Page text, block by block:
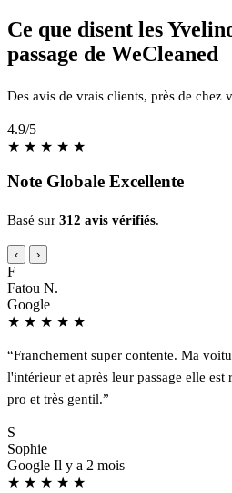
Ce que disent les
passage de WeCleaned
Des avis de vrais clients, près de chez
4.9/5
★ ★ ★ ★ ★
Note Globale Excellente
Basé sur 312 avis vérifiés.
‹ ›
F
Fatou N.
Google
★ ★ ★ ★ ★
“Franchement super contente. Ma
l'intérieur et après leur passage elle est
pro et très gentil.”
S
Sophie
Google Il y a 2 mois
★ ★ ★ ★ ★